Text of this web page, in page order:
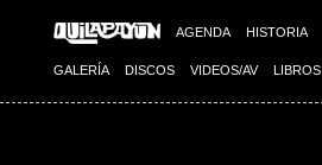
AGENDA HISTORIA
GALERÍA DISCOS VIDEOS/AV LIBROS